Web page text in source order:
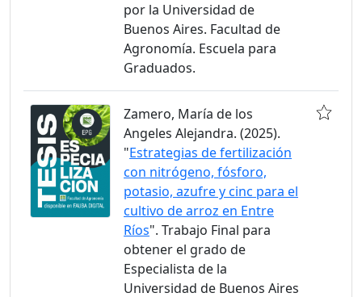
por la Universidad de
Buenos Aires. Facultad de
Agronomía. Escuela para
Graduados.
Zamero, María de los
Angeles Alejandra. (2025).
"Estrategias de fertilización
con nitrógeno, fósforo,
potasio, azufre y cinc para el
cultivo de arroz en Entre
Ríos". Trabajo Final para
obtener el grado de
Especialista de la
Universidad de Buenos Aires